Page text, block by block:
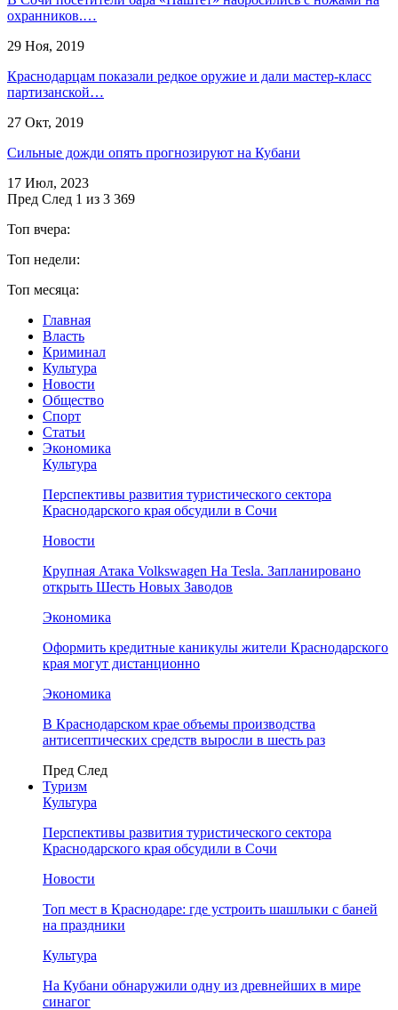
охранников.…
29 Ноя, 2019
Краснодарцам показали редкое оружие и дали мастер-класс
партизанской…
27 Окт, 2019
Сильные дожди опять прогнозируют на Кубани
17 Июл, 2023
Пред След 1 из 3 369
Топ вчера:
Топ недели:
Топ месяца:
Главная
Власть
Криминал
Культура
Новости
Общество
Спорт
Статьи
Экономика
Культура
Перспективы развития туристического сектора
Краснодарского края обсудили в Сочи
Новости
Крупная Атака Volkswagen На Tesla. Запланировано
открыть Шесть Новых Заводов
Экономика
Оформить кредитные каникулы жители Краснодарского
края могут дистанционно
Экономика
В Краснодарском крае объемы производства
антисептических средств выросли в шесть раз
Пред След
Туризм
Культура
Перспективы развития туристического сектора
Краснодарского края обсудили в Сочи
Новости
Топ мест в Краснодаре: где устроить шашлыки с баней
на праздники
Культура
На Кубани обнаружили одну из древнейших в мире
синагог